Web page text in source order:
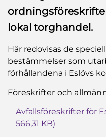
lokal torghandel.
Här redovisas de
bestämmelser som
förhållandena i Eslövs
Föreskrifter och
Avfallsföreskrifter för
566,31 KB)